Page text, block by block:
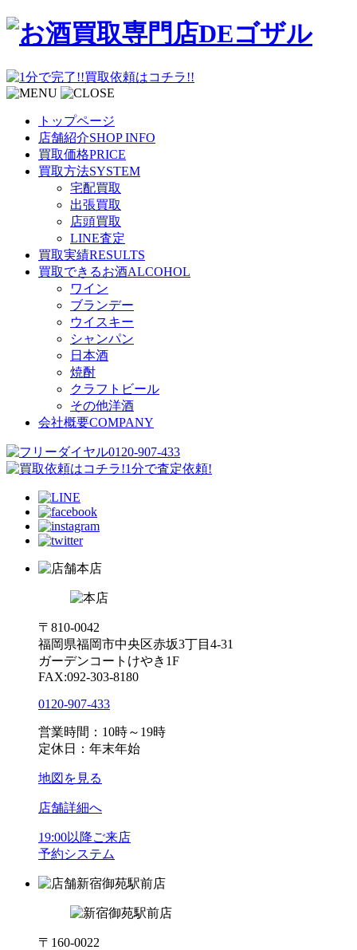
トップページ
店舗紹介SHOP INFO
買取価格PRICE
買取方法SYSTEM
宅配買取
出張買取
店頭買取
LINE査定
買取実績RESULTS
買取できるお酒ALCOHOL
ワイン
ブランデー
ウイスキー
シャンパン
日本酒
焼酎
クラフトビール
その他洋酒
会社概要COMPANY
本店
〒810-0042
福岡県福岡市中央区赤坂3丁目4-31
ガーデンコートけやき1F
FAX:092-303-8180
0120-907-433
営業時間：10時～19時
定休日：年末年始
地図を見る
店舗詳細へ
19:00以降ご来店
予約システム
新宿御苑駅前店
〒160-0022